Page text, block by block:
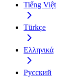
Tiếng Việt
Türkçe
Ελληνικά
Русский